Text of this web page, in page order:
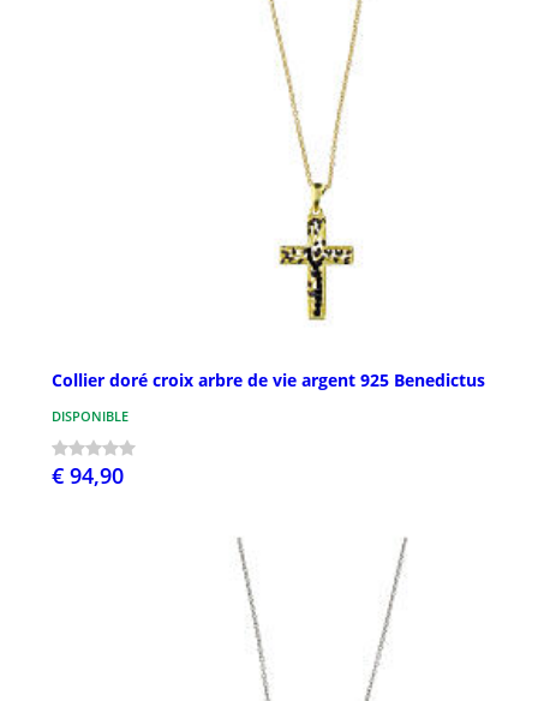
Collier doré croix arbre de vie argent 925 Benedictus
DISPONIBLE
€ 94,90